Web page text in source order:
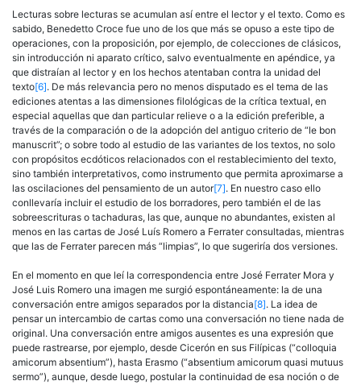
Lecturas sobre lecturas se acumulan así entre el lector y el texto. Como es
sabido, Benedetto Croce fue uno de los que más se opuso a este tipo de
operaciones, con la proposición, por ejemplo, de colecciones de clásicos,
sin introducción ni aparato crítico, salvo eventualmente en apéndice, ya
que distraían al lector y en los hechos atentaban contra la unidad del
texto[6]. De más relevancia pero no menos disputado es el tema de las
ediciones atentas a las dimensiones filológicas de la crítica textual, en
especial aquellas que dan particular relieve o a la edición preferible, a
través de la comparación o de la adopción del antiguo criterio de “le bon
manuscrit”; o sobre todo al estudio de las variantes de los textos, no solo
con propósitos ecdóticos relacionados con el restablecimiento del texto,
sino también interpretativos, como instrumento que permita aproximarse a
las oscilaciones del pensamiento de un autor[7]. En nuestro caso ello
conllevaría incluir el estudio de los borradores, pero también el de las
sobreescrituras o tachaduras, las que, aunque no abundantes, existen al
menos en las cartas de José Luís Romero a Ferrater consultadas, mientras
que las de Ferrater parecen más “limpias”, lo que sugeriría dos versiones.
En el momento en que leí la correspondencia entre José Ferrater Mora y
José Luis Romero una imagen me surgió espontáneamente: la de una
conversación entre amigos separados por la distancia[8]. La idea de
pensar un intercambio de cartas como una conversación no tiene nada de
original. Una conversación entre amigos ausentes es una expresión que
puede rastrearse, por ejemplo, desde Cicerón en sus Filípicas (“colloquia
amicorum absentium”), hasta Erasmo (“absentium amicorum quasi mutuus
sermo”), aunque, desde luego, postular la continuidad de esa noción o de